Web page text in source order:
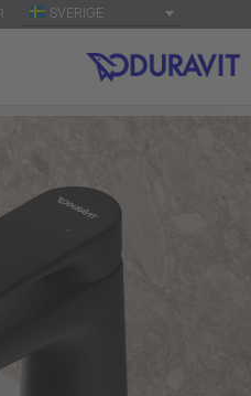
SVERIGE